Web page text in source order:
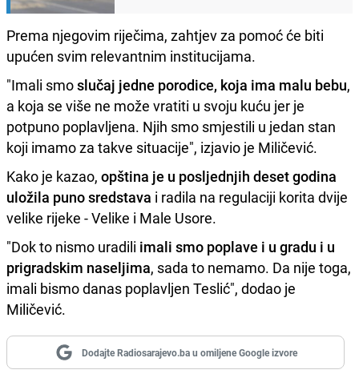
Prema njegovim riječima, zahtjev za pomoć će biti
upućen svim relevantnim institucijama.
"Imali smoslučaj jedne porodice, koja ima malu bebu,
a koja se više ne može vratiti u svoju kuću jer je
potpuno poplavljena. Njih smo smjestili u jedan stan
koji imamo za takve situacije", izjavio je Miličević.
Kako je kazao, opština je u posljednjih deset godina
uložila puno sredstava i radila na regulaciji korita dvije
velike rijeke - Velike i Male Usore.
"Dok to nismo uradili imali smo poplave i u gradu i u
prigradskim naseljima, sada to nemamo. Da nije toga,
imali bismo danas poplavljen Teslić", dodao je
Miličević.
Dodajte Radiosarajevo.ba u omiljene Google izvore